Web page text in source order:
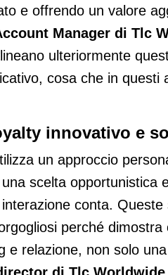
e offrendo un valore
Manager di Tlc
ulteriormente
cosa che in
innovativo e
un approccio
scelta opportunistica
conta.
perché
e relazione, non solo